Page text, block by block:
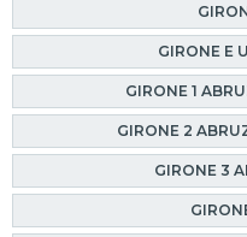
GIRONE E
GIRONE 1
GIRONE 2
GIRONE 3